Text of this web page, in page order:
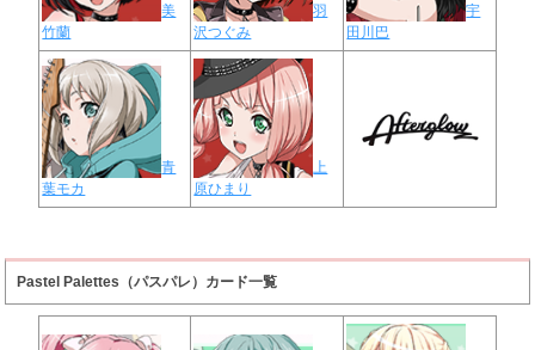
美
竹蘭
羽
沢つぐみ
宇
田川巴
青
葉モカ
上
原ひまり
Pastel Palettes（パスパレ）カード一覧